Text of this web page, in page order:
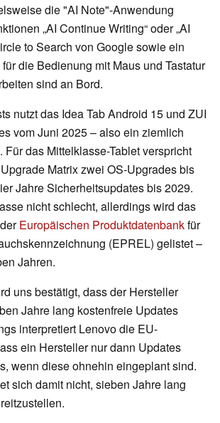
die "AI Note"-Anwendung
„AI Continue Writing“ oder „AI
to Search von Google sowie ein
die Bedienung mit Maus und Tastatur
sind an Bord.
nutzt das Idea Tab Android 15 und ZUI
vom Juni 2025 – also ein ziemlich
Für das Mittelklasse-Tablet verspricht
Matrix zwei OS-Upgrades bis
Jahre Sicherheitsupdates bis 2029.
nicht schlecht, allerdings wird das
Europäischen Produktdatenbankfür
(EPREL) gelistet –
Jahren.
uns bestätigt, dass der Hersteller
Jahre lang kostenfreie Updates
interpretiert Lenovo die EU-
ein Hersteller nur dann Updates
wenn diese ohnehin eingeplant sind.
sich damit nicht, sieben Jahre lang